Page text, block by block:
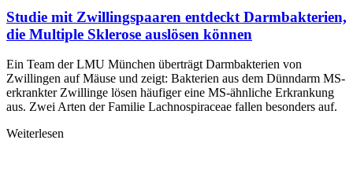
Studie mit Zwillingspaaren entdeckt Darmbakterien,
die Multiple Sklerose auslösen können
Ein Team der LMU München überträgt Darmbakterien von
Zwillingen auf Mäuse und zeigt: Bakterien aus dem Dünndarm MS-
erkrankter Zwillinge lösen häufiger eine MS-ähnliche Erkrankung
aus. Zwei Arten der Familie Lachnospiraceae fallen besonders auf.
Weiterlesen